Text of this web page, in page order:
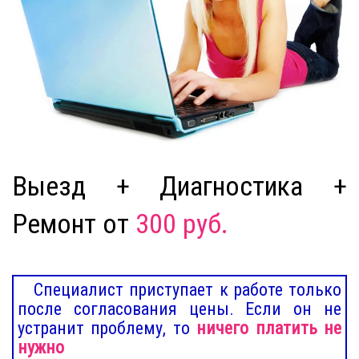
Выезд + Диагностика +
Ремонт от 300 руб.
Специалист приступает к работе только
после согласования цены. Если он не
устранит проблему, то ничего платить не
нужно